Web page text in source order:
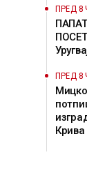
ПРЕД 8
ПРЕД 8